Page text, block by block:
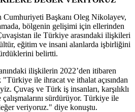
Cumhuriyeti Başkanı Oleg Nikolayev,
bölgenin gelişimi için ellerinden
ile Türkiye arasındaki ilişkileri
eğitim ve insani alanlarda işbirliğini
belirtti.
ilişkilerin 2022’den itibaren
"Türkiye ile ihracat ve ithalat açısından
Çuvaş ve Türk iş insanları, karşılıklı
çalışmalarını sürdürüyor. Türkiye ile
veriyoruz." diye konuştu.